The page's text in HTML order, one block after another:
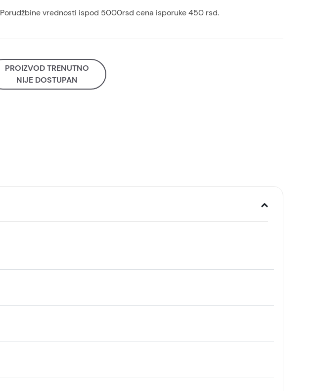
Porudžbine vrednosti ispod 5000rsd cena isporuke 450 rsd.
PROIZVOD TRENUTNO
NIJE DOSTUPAN